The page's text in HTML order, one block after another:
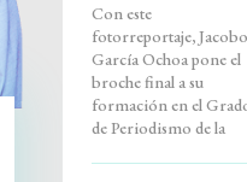
Con este
fotorreportaje, Jacobo
García Ochoa pone el
broche final a su
formación en el
de Periodismo de la
Facultad de Filosofía y
Letras y cierra también
su etapa como
colaborador de
Entremedios.